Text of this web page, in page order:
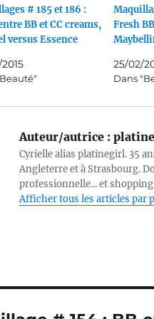
# 185 et 186 :
BB et CC creams,
versus Essence
Fresh
25/02/
Dans
Auteur/autrice :
Cyrielle alias platinegirl. 35
Angleterre et à Strasbourg.
professionnelle... et
Afficher tous les articles par